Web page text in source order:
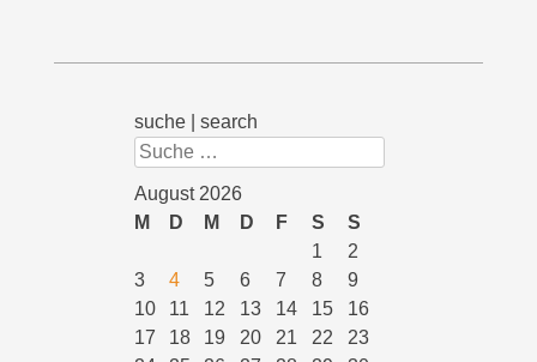
suche | search
Suchen
August 2026
M
D M D F S
S
1
2
3
4 5 6 7 8
9
10
11 12 13 14 15
16
17
18 19 20 21 22
23